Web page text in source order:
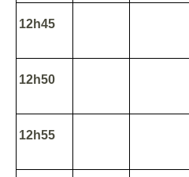
12h45
12h50
12h55